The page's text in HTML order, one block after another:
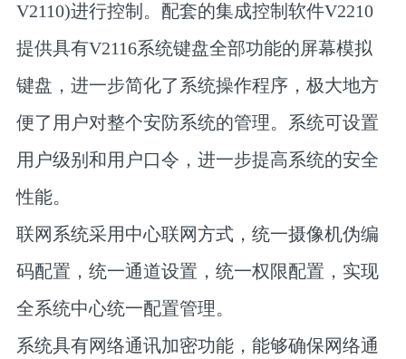
V2110)进行控制。配套的集成控制软件V2210
提供具有V2116系统键盘全部功能的屏幕模拟
键盘，进一步简化了系统操作程序，极大地方
便了用户对整个安防系统的管理。系统可设置
用户级别和用户口令，进一步提高系统的安全
性能。
联网系统采用中心联网方式，统一摄像机伪编
码配置，统一通道设置，统一权限配置，实现
全系统中心统一配置管理。
系统具有网络通讯加密功能，能够确保网络通